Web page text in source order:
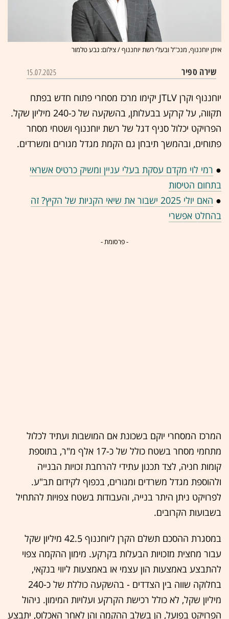
איתן יוחננוף, מנכ''ל ובעלי רשת יוחננוף / צילום: גבע טלמור
שירה ספיר 15.07.2025
יוחננוף וקרן JTLV יקימו מרכז מסחרי פתוח חדש בפתח
תקווה, על קרקע בבעלותן, בהשקעה של כ-240 מיליון שקל.
הפרויקט יכלול סניף דגל של רשת יוחננוף ושטחי מסחר
פתוחים, ובהמשך תיבחן גם הקמת מגדל מגורים ומשרדים.
● רמי לוי מקדם עסקת בעלי עניין ומשיק כרטיס אשראי
בתחום הטיסות
●
האם יולי 2025 ישבור את שיאי הקניות של הקיץ? זה
בהחלט אפשרי
- פרסומת -
המרכז המסחרי יוקם בשכונת אם המושבות ועתיד לכלול
מתחמי מסחר בשטח כולל של כ-17 אלף מ"ר, בתוספת
קומות חניה, לצד תכנון עתידי להרחבת זכויות הבנייה
ולהוספת מגדל משרדים ומגורים, בכפוף לקידום תב"ע.
לפרויקט ניתן היתר בנייה, והעבודות בשטח צפויות להתחיל
בשבועות הקרובים.
במסגרת ההסכם תשלם הקרן ליוחננוף 42.5 מיליון שקל
עבור מחצית מזכויות הבעלות בקרקע. מימון ההקמה צפוי
להתבצע באמצעות הון עצמי או באמצעות ליווי בנקאי,
בחלוקה שווה בין הצדדים - בהשקעה כוללת של כ-240
מיליון שקל, לא כולל רכישת הקרקע ועלויות המימון. ניהול
הפרויקט בפועל, הן בשלב ההקמה והן לאחר האכלוס, יתבצע